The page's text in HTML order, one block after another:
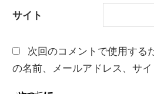
サイト
次回のコメントで使用する
の名前、メールアドレス、サイ